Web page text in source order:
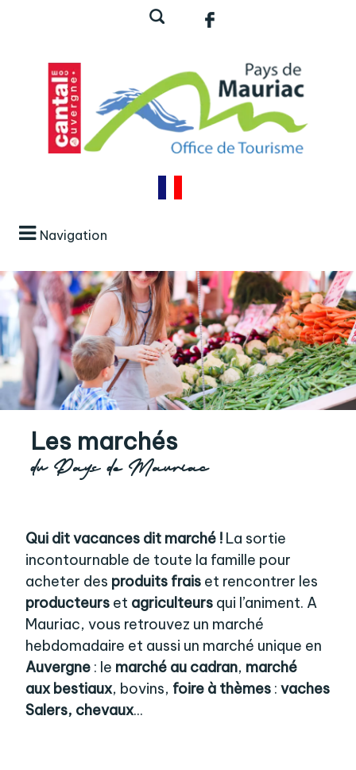
Navigation
Les marchés
du Pays de Mauriac
Qui dit vacances dit marché !La sortie
incontournable de toute la famille pour
acheter des produits fraiset rencontrer les
producteurset agriculteursqui l’animent. A
Mauriac, vous retrouvez un marché
hebdomadaire et aussi un marché unique en
Auvergne : le marché au cadran, marché
aux bestiaux, bovins, foire à thèmes: vaches
Salers, chevaux...